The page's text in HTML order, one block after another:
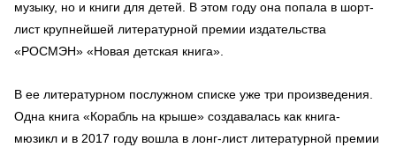
музыку, но и книги для детей. В этом году она попала в шорт-
лист крупнейшей литературной премии издательства
«РОСМЭН» «Новая детская книга».
В ее литературном послужном списке уже три произведения.
Одна книга «Корабль на крыше» создавалась как книга-
мюзикл и в 2017 году вошла в лонг-лист литературной премии